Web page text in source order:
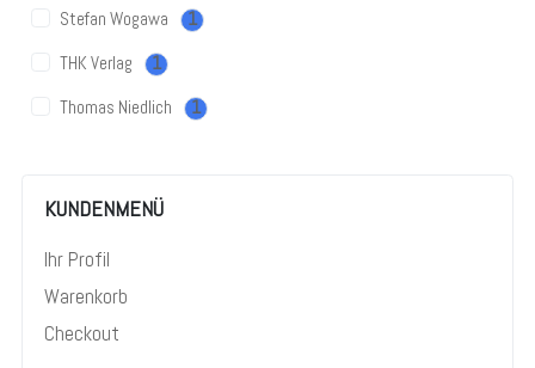
Stefan Wogawa 1
THK Verlag 1
Thomas Niedlich 1
KUNDENMENÜ
Ihr Profil
Warenkorb
Checkout